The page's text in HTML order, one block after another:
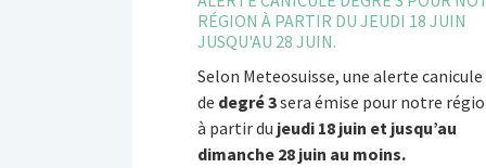
RÉGION À PARTIR DU JEUDI 18 JUIN
JUSQU'AU 28 JUIN.
Selon Meteosuisse, une alerte canicule
de degré 3sera émise pour notre
à partir du jeudi 18 juin et jusqu’au
dimanche 28 juin au moins.